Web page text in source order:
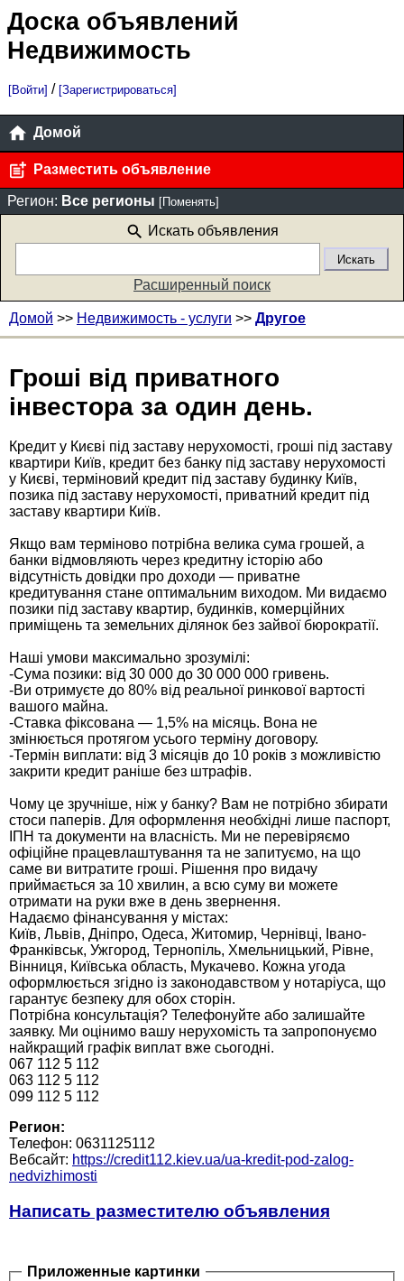
Доска объявлений
Недвижимость
[Войти] / [Зарегистрироваться]
Домой
Разместить объявление
Регион: Все регионы [Поменять]
Искать объявления
Расширенный поиск
Домой >> Недвижимость - услуги >> Другое
Гроші від приватного
інвестора за один день.
Кредит у Києві під заставу нерухомості, гроші під заставу
квартири Київ, кредит без банку під заставу нерухомості
у Києві, терміновий кредит під заставу будинку Київ,
позика під заставу нерухомості, приватний кредит під
заставу квартири Київ.
Якщо вам терміново потрібна велика сума грошей, а
банки відмовляють через кредитну історію або
відсутність довідки про доходи — приватне
кредитування стане оптимальним виходом. Ми видаємо
позики під заставу квартир, будинків, комерційних
приміщень та земельних ділянок без зайвої бюрократії.
Наші умови максимально зрозумілі:
-Сума позики: від 30 000 до 30 000 000 гривень.
-Ви отримуєте до 80% від реальної ринкової вартості
вашого майна.
-Ставка фіксована — 1,5% на місяць. Вона не
змінюється протягом усього терміну договору.
-Термін виплати: від 3 місяців до 10 років з можливістю
закрити кредит раніше без штрафів.
Чому це зручніше, ніж у банку? Вам не потрібно збирати
стоси паперів. Для оформлення необхідні лише паспорт,
ІПН та документи на власність. Ми не перевіряємо
офіційне працевлаштування та не запитуємо, на що
саме ви витратите гроші. Рішення про видачу
приймається за 10 хвилин, а всю суму ви можете
отримати на руки вже в день звернення.
Надаємо фінансування у містах:
Київ, Львів, Дніпро, Одеса, Житомир, Чернівці, Івано-
Франківськ, Ужгород, Тернопіль, Хмельницький, Рівне,
Вінниця, Київська область, Мукачево. Кожна угода
оформлюється згідно із законодавством у нотаріуса, що
гарантує безпеку для обох сторін.
Потрібна консультація? Телефонуйте або залишайте
заявку. Ми оцінимо вашу нерухомість та запропонуємо
найкращий графік виплат вже сьогодні.
067 112 5 112
063 112 5 112
099 112 5 112
Регион:
Телефон: 0631125112
Вебсайт: https://credit112.kiev.ua/ua-kredit-pod-zalog-
nedvizhimosti
Написать разместителю объявления
Приложенные картинки